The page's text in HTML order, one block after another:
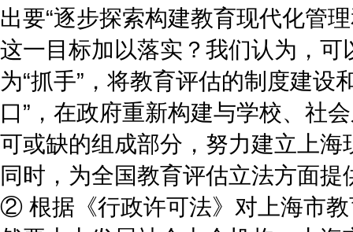
出要“逐步探索构建教育现代化管
这一目标加以落实？我们认为，
为“抓手”，将教育评估的制度建设
口”，在政府重新构建与学校、社
可或缺的组成部分，努力建立上
同时，为全国教育评估立法方面提
② 根据《行政许可法》对上海市教